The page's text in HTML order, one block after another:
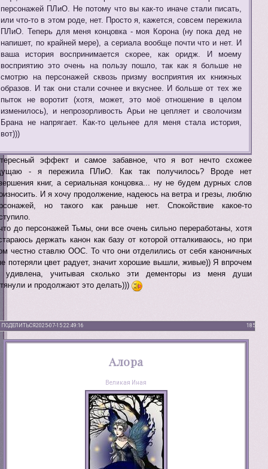
персонажей ПЛиО. Не потому что вы как-то иначе стали писать,
или что-то в этом роде, нет. Просто я, кажется, совсем пережила
ПЛиО. Теперь для меня концовка - моя Корона (ну пока дед не
напишет, по крайней мере), а сериала вообще почти что и нет. И
ваша история воспринимается скорее, как оридж. И моему
восприятию это очень на пользу пошло, так как я больше не
смотрю на персонажей сквозь призму восприятия их книжных
образов. И так они стали сочнее и вкуснее. И больше от тех же
пыток не воротит (хотя, может, это моё отношение в целом
изменилось), и непрозорливость Арьи не цепляет и сволочизм
Брана не напрягает. Как-то цельнее для меня стала история,
вот)))
эффект и самое забавное, что я вот нечто схожее
- я пережила ПЛиО. Как так получилось? Вроде нет
книг, а сериальная концовка... ну не будем дурных слов
И я хочу продолжение, надеюсь на ветра и грезы, люблю
но такого как раньше нет. Спокойствие какое-то
до персонажей Тьмы, они все очень сильно переработаны, хотя
держать канон как базу от которой отталкиваюсь, но при
честно ставлю ООС. То что они отделились от себя каноничных
потеряли цвет радует, значит хорошие вышли, живые)) Я впрочем
удивлена, учитывая сколько эти дементоры из меня души
и продолжают это делать)))
ПОДЕЛИТЬСЯ 185
2025-07-15 22:49:16
Алора
Великая Иная